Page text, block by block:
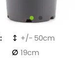
50
19